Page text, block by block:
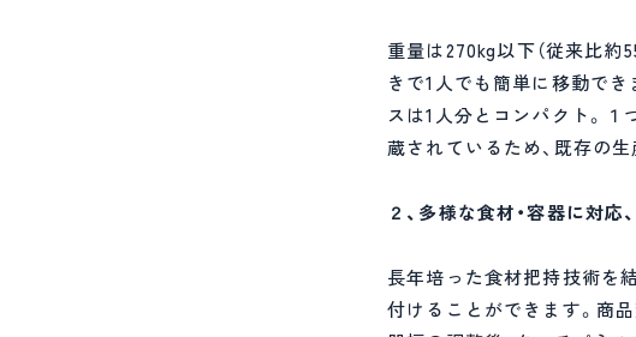
重量は270kg以下（従来比約
きで1人でも簡単に移動で
スは1人分とコンパクト。
蔵されているため、既存の
２、多様な食材・容器に対
長年培った食材把持技術を
付けることができます。商